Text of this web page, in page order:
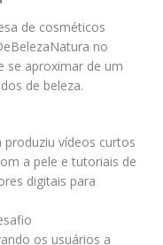
de cosméticos
no
se aproximar de um
de beleza.
produziu vídeos curtos
a pele e tutoriais de
digitais para
os usuários a